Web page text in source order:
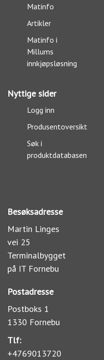
Matinfo
Artikler
Matinfo i
Millums
innkjøpsløsning
Nyttige sider
Logg inn
Produsentoversikt
Søk i
produktdatabasen
Besøksadresse
Martin Linges
vei 25
Terminalbygget
på IT Fornebu
Postadresse
Postboks 1
1330 Fornebu
Tlf:
+4769013720